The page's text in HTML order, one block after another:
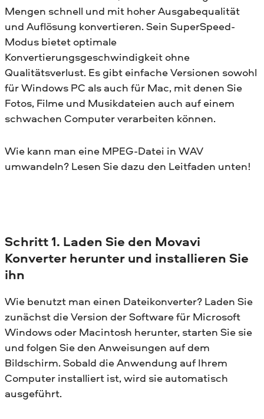
Mengen schnell und mit hoher Ausgabequalität
und Auflösung konvertieren. Sein SuperSpeed-
Modus bietet optimale
Konvertierungsgeschwindigkeit ohne
Qualitätsverlust. Es gibt einfache Versionen sowohl
für Windows PC als auch für Mac, mit denen Sie
Fotos, Filme und Musikdateien auch auf einem
schwachen Computer verarbeiten können.
Wie kann man eine MPEG-Datei in WAV
umwandeln? Lesen Sie dazu den Leitfaden unten!
Schritt 1. Laden Sie den Movavi
Konverter herunter und installieren Sie
ihn
Wie benutzt man einen Dateikonverter? Laden Sie
zunächst die Version der Software für Microsoft
Windows oder Macintosh herunter, starten Sie sie
und folgen Sie den Anweisungen auf dem
Bildschirm. Sobald die Anwendung auf Ihrem
Computer installiert ist, wird sie automatisch
ausgeführt.